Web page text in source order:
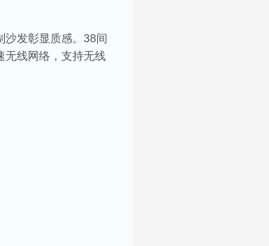
沙发彰显质感。38间
无线网络，支持无线